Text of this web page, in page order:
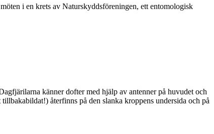
i en krets av Naturskyddsföreningen, ett entomologisk
känner dofter med hjälp av antenner på huvudet och
återfinns på den slanka kroppens undersida och på